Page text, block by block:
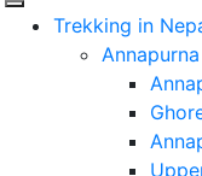
Trekking in